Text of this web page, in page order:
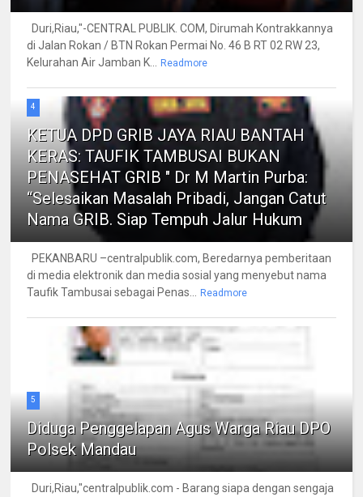
Duri,Riau,"-CENTRAL PUBLIK. COM, Dirumah Kontrakkannya
di Jalan Rokan / BTN Rokan Permai No. 46 B RT 02 RW 23,
Kelurahan Air Jamban K...
Readmore
4
KETUA DPD GRIB JAYA RIAU BANTAH
KERAS: TAUFIK TAMBUSAI BUKAN
PENASEHAT GRIB " Dr M Martin Purba:
“Selesaikan Masalah Pribadi, Jangan Catut
Nama GRIB. Siap Tempuh Jalur Hukum
PEKANBARU –centralpublik.com, Beredarnya pemberitaan
di media elektronik dan media sosial yang menyebut nama
Taufik Tambusai sebagai Penas...
Readmore
5
Diduga Penggelapan Agus Warga Riau DPO
Polsek Mandau
Duri,Riau,"centralpublik.com - Barang siapa dengan sengaja